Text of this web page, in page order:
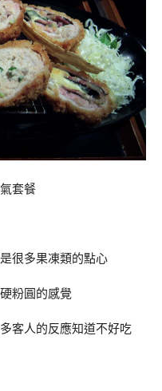
套餐
很多果凍類的點心
粉圓的感覺
客人的反應知道不好吃